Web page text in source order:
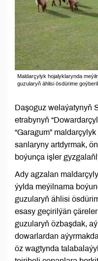
Maldarçylyk hojalyklarynda
guzularyň ählisi ösdürime
Daşoguz welaýatynyň
etrabynyň
“Garagum”
sanlaryny artdyrmak,
boýunça işler
Ady agzalan
ýylda meýilnama
guzularyň ählisi
esasy geçirilýän
guzularyň özbaşdak,
dowarlardan
öz wagtynda